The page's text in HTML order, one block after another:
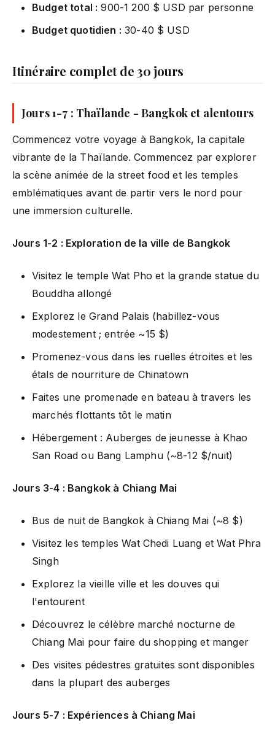
Budget total : 900-1 200 $ USD par personne
Budget quotidien : 30-40 $ USD
Itinéraire complet de 30 jours
Jours 1-7 : Thaïlande - Bangkok et alentours
Commencez votre voyage à Bangkok, la capitale
vibrante de la Thaïlande. Commencez par explorer
la scène animée de la street food et les temples
emblématiques avant de partir vers le nord pour
une immersion culturelle.
Jours 1-2 : Exploration de la ville de Bangkok
Visitez le temple Wat Pho et la grande statue du
Bouddha allongé
Explorez le Grand Palais (habillez-vous
modestement ; entrée ~15 $)
Promenez-vous dans les ruelles étroites et les
étals de nourriture de Chinatown
Faites une promenade en bateau à travers les
marchés flottants tôt le matin
Hébergement : Auberges de jeunesse à Khao
San Road ou Bang Lamphu (~8-12 $/nuit)
Jours 3-4 : Bangkok à Chiang Mai
Bus de nuit de Bangkok à Chiang Mai (~8 $)
Visitez les temples Wat Chedi Luang et Wat Phra
Singh
Explorez la vieille ville et les douves qui
l'entourent
Découvrez le célèbre marché nocturne de
Chiang Mai pour faire du shopping et manger
Des visites pédestres gratuites sont disponibles
dans la plupart des auberges
Jours 5-7 : Expériences à Chiang Mai